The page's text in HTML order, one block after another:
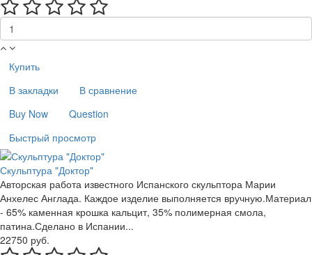
Купить
В закладки
В сравнение
Buy Now
Question
Быстрый просмотр
Скульптура "Доктор"
Авторская работа известного Испанского скульптора Марии
Анхелес Англада. Каждое изделие выполняется вручную.Материал
- 65% каменная крошка кальцит, 35% полимерная смола,
патина.Сделано в Испании...
22750 руб.